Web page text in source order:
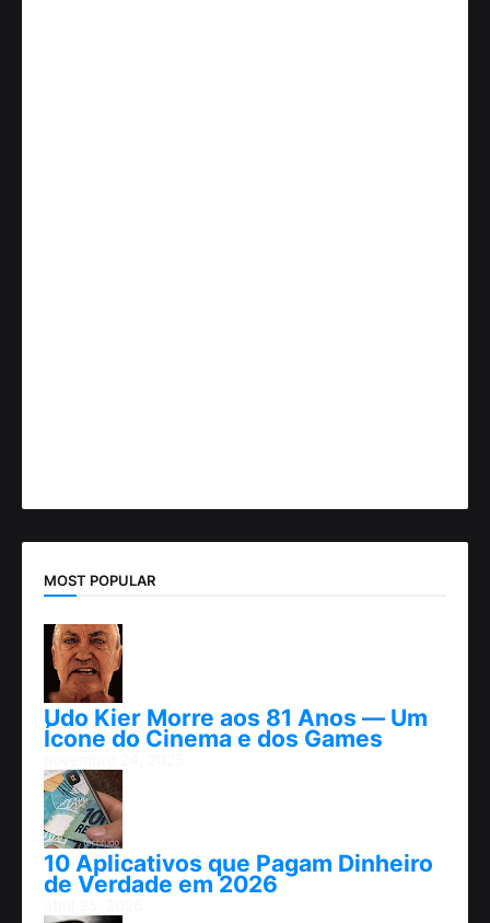
MOST POPULAR
Udo Kier Morre aos 81 Anos — Um
Ícone do Cinema e dos Games
10 Aplicativos que Pagam Dinheiro
de Verdade em 2026